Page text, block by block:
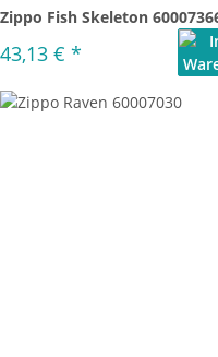
Zippo Fish Skeleton
43,13 € *